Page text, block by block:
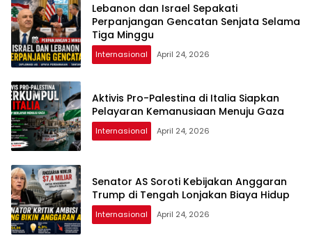
Lebanon dan Israel Sepakati
Perpanjangan Gencatan Senjata Selama
Tiga Minggu
Internasional April 24, 2026
Aktivis Pro-Palestina di Italia Siapkan
Pelayaran Kemanusiaan Menuju Gaza
Internasional April 24, 2026
Senator AS Soroti Kebijakan Anggaran
Trump di Tengah Lonjakan Biaya Hidup
Internasional April 24, 2026